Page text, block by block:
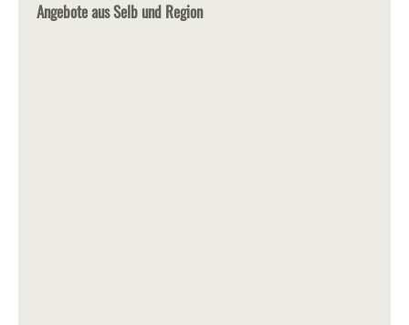
Angebote aus Selb und Region